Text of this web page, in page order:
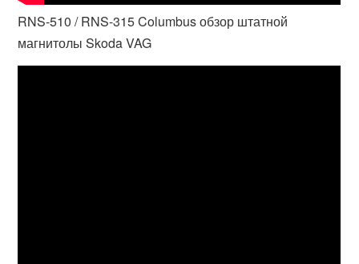
RNS-510 / RNS-315 Columbus обзор штатной
магнитолы Skoda VAG